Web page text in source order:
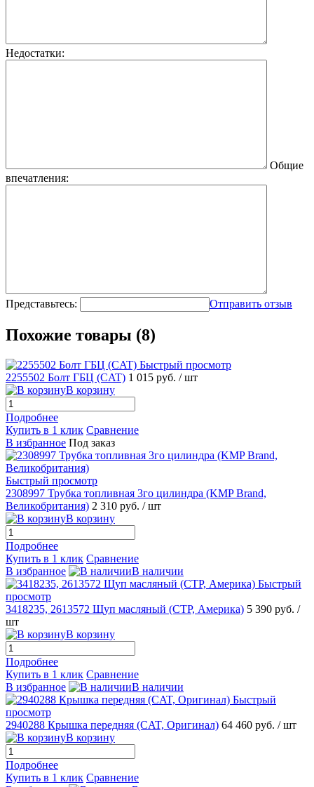
Недостатки:
Общие
впечатления:
Представьтесь: Отправить отзыв
Похожие товары (8)
Быстрый просмотр
2255502 Болт ГБЦ (CAT) 1 015 руб. / шт
В корзину
Подробнее
Купить в 1 клик Сравнение
В избранное Под заказ
Быстрый просмотр
2308997 Трубка топливная 3го цилиндра (KMP Brand,
Великобритания) 2 310 руб. / шт
В корзину
Подробнее
Купить в 1 клик Сравнение
В избранное
В наличии
Быстрый
просмотр
3418235, 2613572 Щуп масляный (CTP, Америка) 5 390 руб. /
шт
В корзину
Подробнее
Купить в 1 клик Сравнение
В избранное
В наличии
Быстрый
просмотр
2940288 Крышка передняя (CAT, Оригинал) 64 460 руб. / шт
В корзину
Подробнее
Купить в 1 клик Сравнение